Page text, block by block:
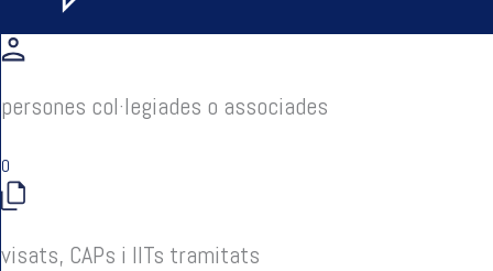
persones col·legiades o associades
0
visats, CAPs i IITs tramitats